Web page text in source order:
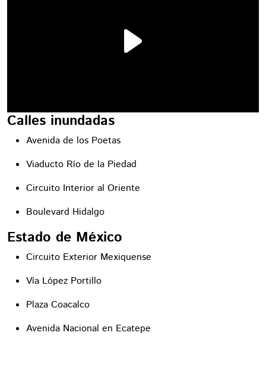
Calles inundadas
Avenida de los Poetas
Viaducto Río de la Piedad
Circuito Interior al Oriente
Boulevard Hidalgo
Estado de México
Circuito Exterior Mexiquense
Vía López Portillo
Plaza Coacalco
Avenida Nacional en Ecatepe